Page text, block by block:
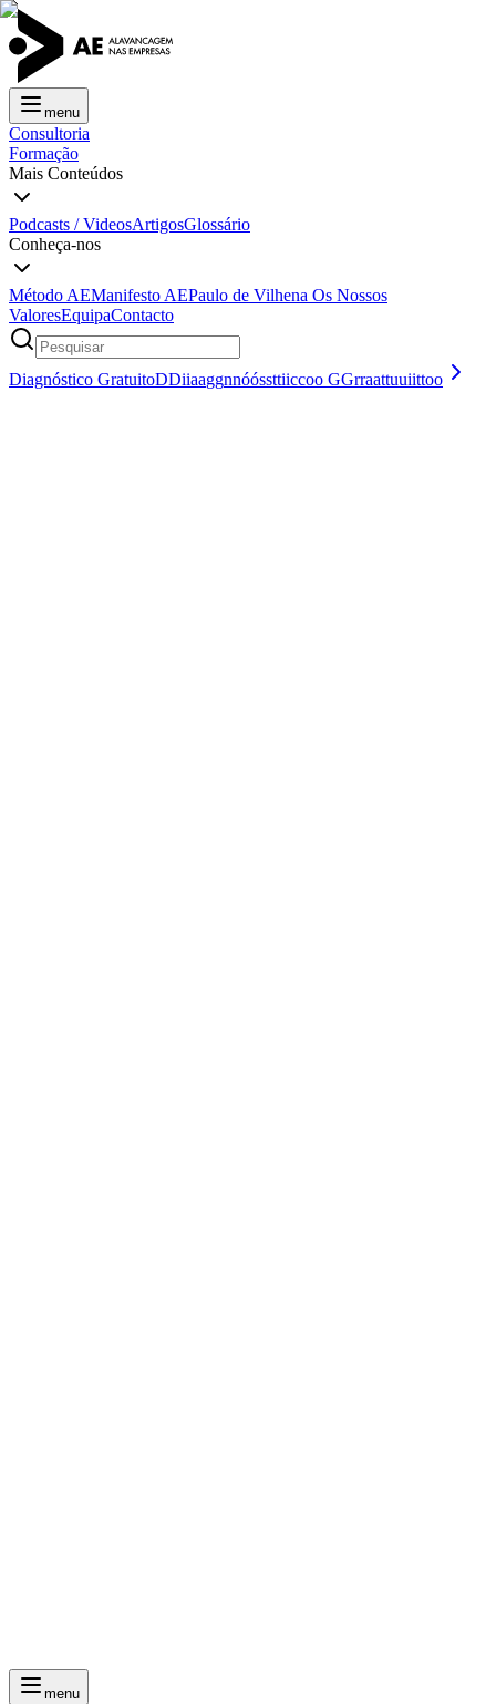
menu
Consultoria
Formação
Mais Conteúdos
Podcasts / VideosArtigosGlossário
Conheça-nos
Método AEManifesto AEPaulo de Vilhena Os Nossos
ValoresEquipaContacto
Diagnóstico GratuitoDDiiaaggnnóóssttiiccoo GGrraattuuiittoo
menu